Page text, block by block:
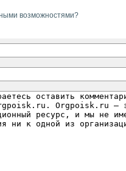
возможностями?